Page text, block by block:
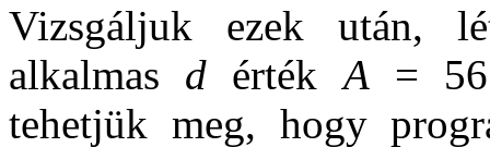
Vizsgáljuk ezek után,
alkalmas d értékA= 56
tehetjük meg, hogy